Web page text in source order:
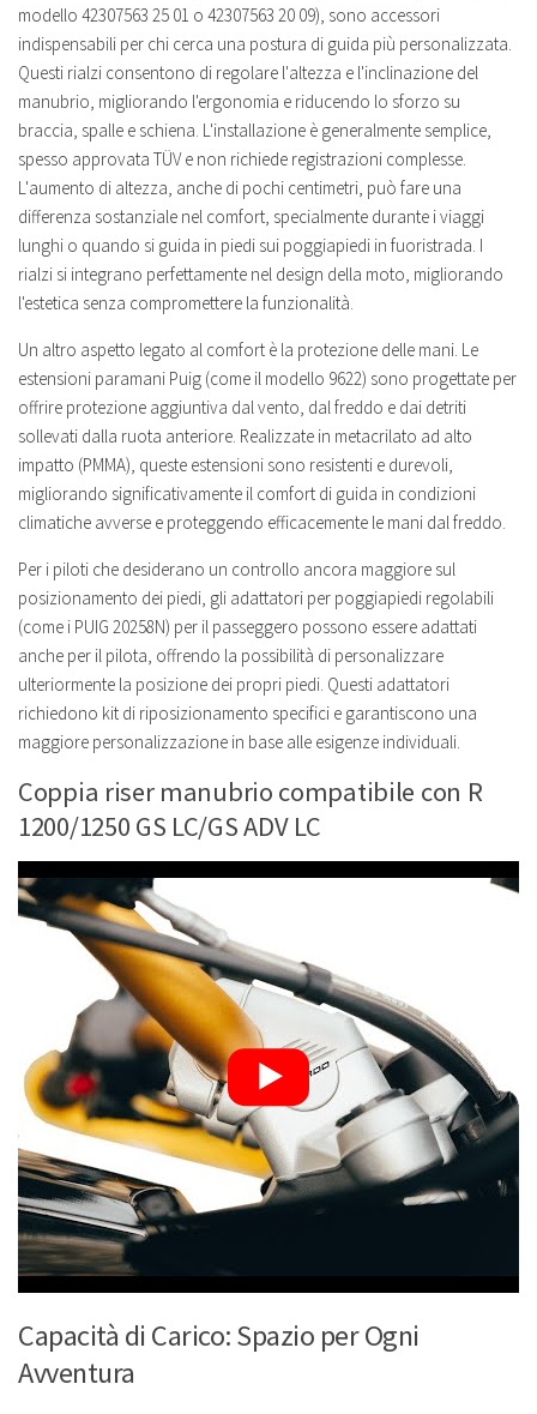
modello 42307563 25 01 o 42307563 20 09), sono accessori
indispensabili per chi cerca una postura di guida più personalizzata.
Questi rialzi consentono di regolare l'altezza e l'inclinazione del
manubrio, migliorando l'ergonomia e riducendo lo sforzo su
braccia, spalle e schiena. L'installazione è generalmente semplice,
spesso approvata TÜV e non richiede registrazioni complesse.
L'aumento di altezza, anche di pochi centimetri, può fare una
differenza sostanziale nel comfort, specialmente durante i viaggi
lunghi o quando si guida in piedi sui poggiapiedi in fuoristrada. I
rialzi si integrano perfettamente nel design della moto, migliorando
l'estetica senza compromettere la funzionalità.
Un altro aspetto legato al comfort è la protezione delle mani. Le
estensioni paramani Puig (come il modello 9622) sono progettate per
offrire protezione aggiuntiva dal vento, dal freddo e dai detriti
sollevati dalla ruota anteriore. Realizzate in metacrilato ad alto
impatto (PMMA), queste estensioni sono resistenti e durevoli,
migliorando significativamente il comfort di guida in condizioni
climatiche avverse e proteggendo efficacemente le mani dal freddo.
Per i piloti che desiderano un controllo ancora maggiore sul
posizionamento dei piedi, gli adattatori per poggiapiedi regolabili
(come i PUIG 20258N) per il passeggero possono essere adattati
anche per il pilota, offrendo la possibilità di personalizzare
ulteriormente la posizione dei propri piedi. Questi adattatori
richiedono kit di riposizionamento specifici e garantiscono una
maggiore personalizzazione in base alle esigenze individuali.
Coppia riser manubrio compatibile con R
1200/1250 GS LC/GS ADV LC
Capacità di Carico: Spazio per Ogni
Avventura